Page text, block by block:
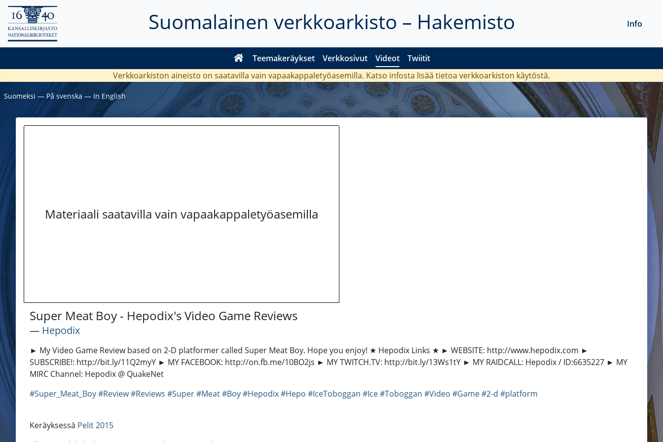
Suomalainen verkkoarkisto – Hakemisto
Teemakeräykset Verkkosivut Videot Twiitit
Info
Verkkoarkiston aineisto on saatavilla vain vapaakappaletyöasemilla. Katso infosta lisää tietoa verkkoarkiston käytöstä.
Suomeksi ― På svenska ― In English
Materiaali saatavilla vain vapaakappaletyöasemilla
Super Meat Boy - Hepodix's Video Game Reviews
― Hepodix
► My Video Game Review based on 2-D platformer called Super Meat Boy. Hope you enjoy! ★ Hepodix Links ★ ► WEBSITE: http://www.hepodix.com ►
SUBSCRIBE!: http://bit.ly/11Q2myY ► MY FACEBOOK: http://on.fb.me/10BO2js ► MY TWITCH.TV: http://bit.ly/13Ws1tY ► MY RAIDCALL: Hepodix / ID:6635227 ► MY
MIRC Channel: Hepodix @ QuakeNet
#Super_Meat_Boy#Review#Reviews #Super#Meat#Boy#Hepodix#Hepo #IceToboggan #Ice#Toboggan #Video #Game#2-d #platform
Keräyksessä Pelit 2015